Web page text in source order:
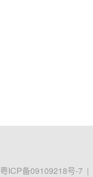
粤ICP备09109218号-7 |